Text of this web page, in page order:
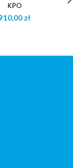
KPO
zł